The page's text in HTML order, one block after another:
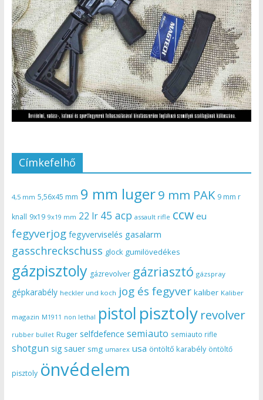
Címkefelhő
4,5 mm 5,56x45 mm 9 mm luger9 mm PAK 9 mm r
knall 9x19 9x19 mm 22 lr 45 acp assault rifle ccw eu
fegyverjog fegyverviselés gasalarm
gasschreckschuss glock gumilövedékes
gázpisztoly gázrevolver gázriasztó gázspray
gépkarabély heckler und koch jog és fegyver kaliber Kaliber
magazin M1911 non lethal pistol pisztoly revolver
rubber bullet Ruger selfdefence semiauto semiauto rifle
shotgun sig sauer smg umarex usa öntöltő karabély öntöltő
pisztoly önvédelem